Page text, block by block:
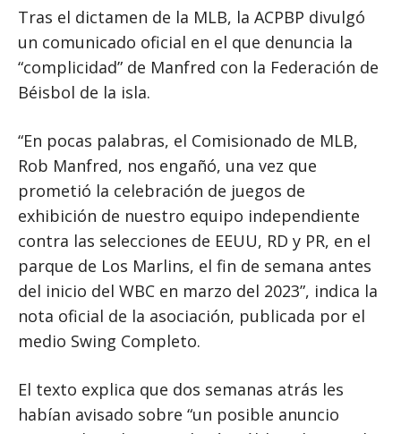
Tras el dictamen de la MLB, la ACPBP divulgó
un comunicado oficial en el que denuncia la
“complicidad” de Manfred con la Federación de
Béisbol de la isla.
“En pocas palabras, el Comisionado de MLB,
Rob Manfred, nos engañó, una vez que
prometió la celebración de juegos de
exhibición de nuestro equipo independiente
contra las selecciones de EEUU, RD y PR, en el
parque de Los Marlins, el fin de semana antes
del inicio del WBC en marzo del 2023”, indica la
nota oficial de la asociación, publicada por el
medio Swing Completo.
El texto explica que dos semanas atrás les
habían avisado sobre “un posible anuncio